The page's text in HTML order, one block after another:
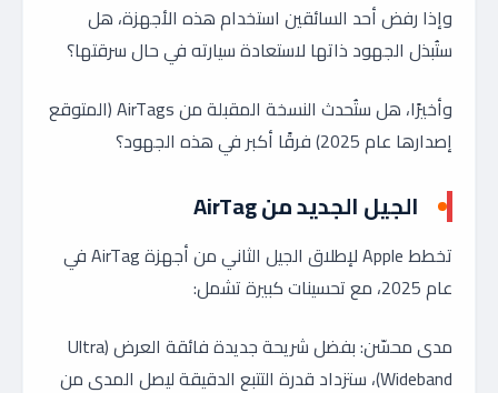
وإذا رفض أحد السائقين استخدام هذه الأجهزة، هل
ستُبذل الجهود ذاتها لاستعادة سيارته في حال سرقتها؟
وأخيرًا، هل ستُحدث النسخة المقبلة من AirTags (المتوقع
إصدارها عام 2025) فرقًا أكبر في هذه الجهود؟
الجيل الجديد من AirTag
تخطط Apple لإطلاق الجيل الثاني من أجهزة AirTag في
عام 2025، مع تحسينات كبيرة تشمل:
مدى محسّن: بفضل شريحة جديدة فائقة العرض (Ultra
Wideband)، ستزداد قدرة التتبع الدقيقة ليصل المدى من